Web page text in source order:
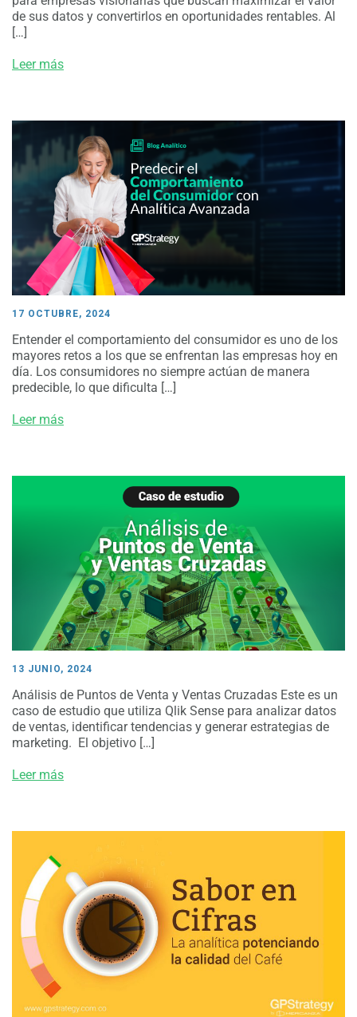
de sus datos y convertirlos en oportunidades rentables. Al
[…]
Leer más
17 OCTUBRE, 2024
Entender el comportamiento del consumidor es uno de los
mayores retos a los que se enfrentan las empresas hoy en
día. Los consumidores no siempre actúan de manera
predecible, lo que dificulta […]
Leer más
13 JUNIO, 2024
Análisis de Puntos de Venta y Ventas Cruzadas Este es un
caso de estudio que utiliza Qlik Sense para analizar datos
de ventas, identificar tendencias y generar estrategias de
marketing. El objetivo […]
Leer más